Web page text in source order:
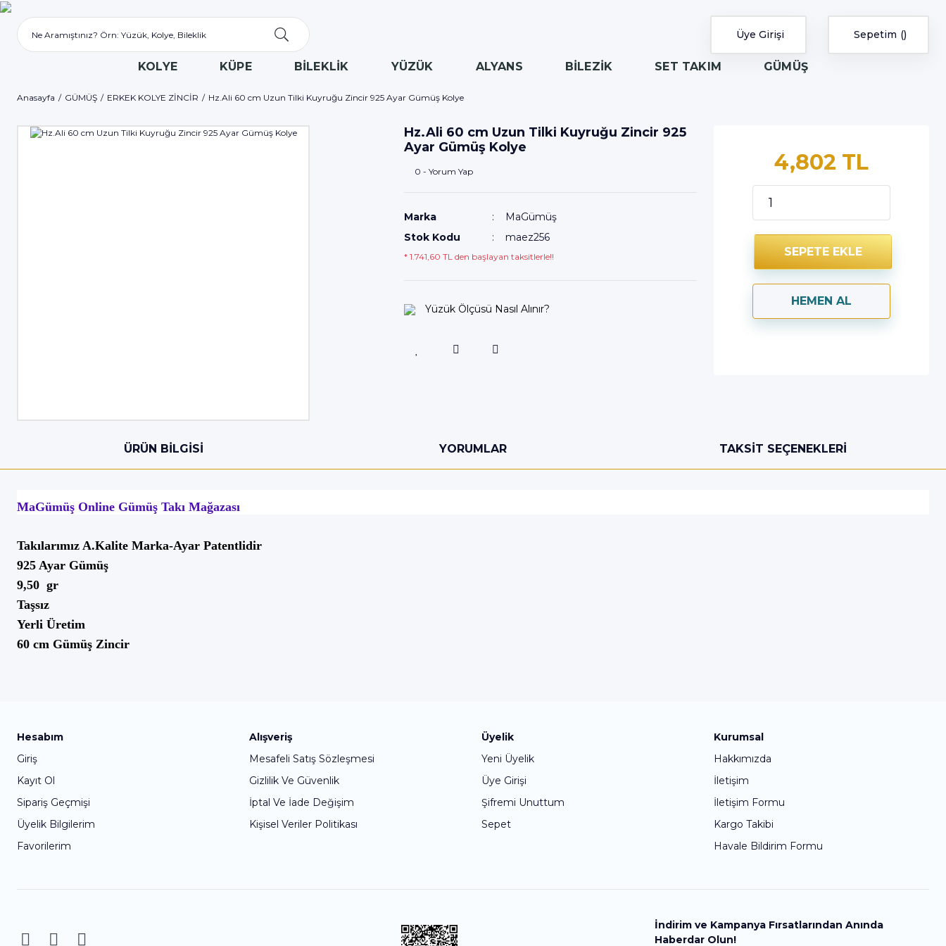
Üye Girişi Sepetim
KOLYE KÜPE BİLEKLİK YÜZÜK ALYANS BİLEZİK SET TAKIM GÜMÜŞ
Anasayfa GÜMÜŞ ERKEK KOLYE ZİNCİR Hz.Ali 60 cm Uzun Tilki Kuyruğu Zincir 925 Ayar Gümüş Kolye
Hz.Ali 60 cm Uzun Tilki Kuyruğu Zincir 925
Ayar Gümüş Kolye
0 - Yorum Yap
Marka
MaGümüş
Stok Kodu
maez256
* 1.741,60 TL den başlayan taksitlerle!!
Yüzük Ölçüsü Nasıl Alınır?
4,802 TL
SEPETE EKLE
HEMEN AL
ÜRÜN BILGISI YORUMLAR TAKSIT SEÇENEKLERI
MaGümüş Online Gümüş Takı Mağazası
Takılarımız A.Kalite Marka-Ayar Patentlidir
925 Ayar Gümüş
9,50 gr
Taşsız
Yerli Üretim
60 cm Gümüş Zincir
Yorum Yaz
Hesabım
Giriş
Kayıt Ol
Sipariş Geçmişi
Üyelik Bilgilerim
Favorilerim
Alışveriş
Mesafeli Satış Sözleşmesi
Gizlilik Ve Güvenlik
İptal Ve İade Değişim
Kişisel Veriler Politikası
Üyelik
Yeni Üyelik
Üye Girişi
Şifremi Unuttum
Sepet
Kurumsal
Hakkımızda
İletişim
İletişim Formu
Kargo Takibi
Havale Bildirim Formu
İndirim ve Kampanya Fırsatlarından Anında
Haberdar Olun!